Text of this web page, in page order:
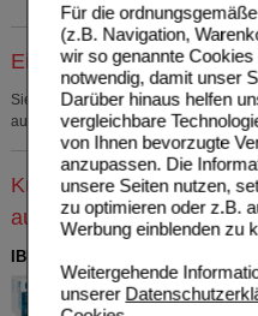
Für die
(z.B. Navigation,
wir so genannte
notwendig, damit unser
Darüber hinaus helfen
vergleichbare
von Ihnen bevorzugte
anzupassen. Die
unsere Seiten nutzen,
zu optimieren oder z.B.
Werbung einblenden zu
Weitergehende
unserer
Einkaufsliste auswählen
Sie müssen sich anmelden um den
aufzunehmen.
Kunden, die dieses
auch
IBUHEXAL akut 400 Filmtabletten
Hexal AG
03161577